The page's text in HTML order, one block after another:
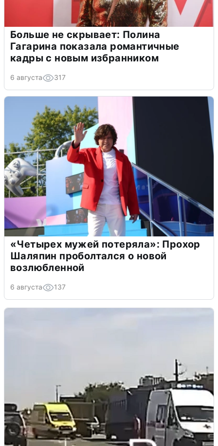
Больше не скрывает: Полина
Гагарина показала романтичные
кадры с новым избранником
6 августа 317
«Четырех мужей потеряла»: Прохор
Шаляпин проболтался о новой
возлюбленной
6 августа 137